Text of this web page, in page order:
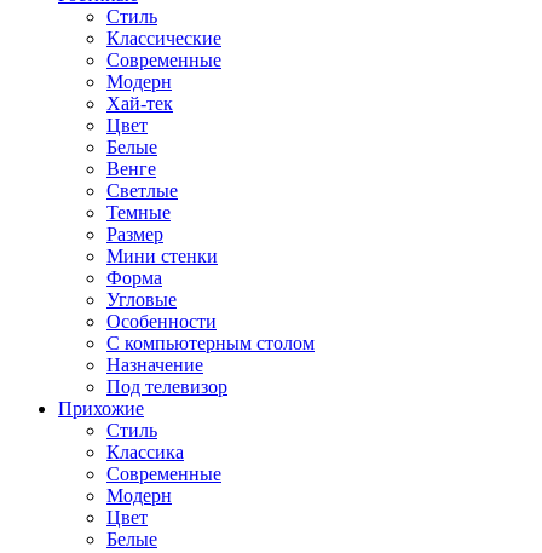
Стиль
Классические
Современные
Модерн
Хай-тек
Цвет
Белые
Венге
Светлые
Темные
Размер
Мини стенки
Форма
Угловые
Особенности
С компьютерным столом
Назначение
Под телевизор
Прихожие
Стиль
Классика
Современные
Модерн
Цвет
Белые